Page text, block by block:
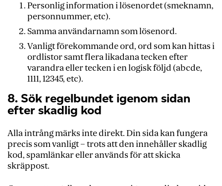
Personlig information i lösenordet (smeknamn,
personnummer, etc).
Samma användarnamn som lösenord.
Vanligt förekommande ord, ord som kan hittas i
ordlistor samt flera likadana tecken efter
varandra eller tecken i en logisk följd (abcde,
1111, 12345, etc).
8. Sök regelbundet igenom sidan
efter skadlig kod
Alla intrång märks inte direkt. Din sida kan fungera
precis som vanligt – trots att den innehåller skadlig
kod, spamlänkar eller används för att skicka
skräppost.